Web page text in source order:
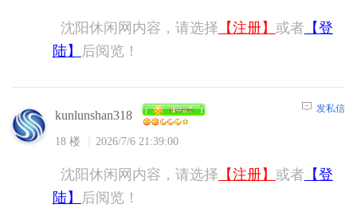
沈阳休闲网内容，请选择 【注册】 或者 【登
陆】
后阅览！
kunlunshan318
18 楼 2026/7/6 21:39:00
发私信
沈阳休闲网内容，请选择 【注册】 或者 【登
陆】
后阅览！